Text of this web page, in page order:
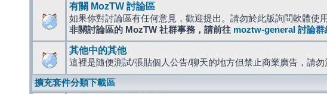
有關 MozTW 討論區
如果你對討論區有任何意見，歡迎提出。請勿於此版詢問軟體使
非關討論區的 MozTW 社群事務，請前往 moztw-general 討論群
其他中的其他
這裡是隨便測試/張貼個人公告/聊天的地方但禁止商業廣告，請勿
擴充套件分類下載區